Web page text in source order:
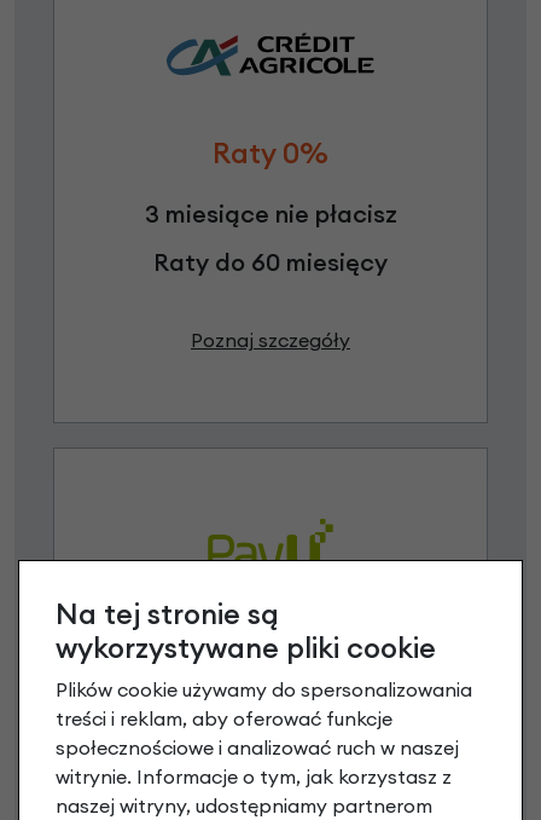
Raty 0%
3 miesiące nie płacisz
Raty do 60 miesięcy
Poznaj szczegóły
Raty 0%
3 miesiące nie płacisz
Raty do 60 miesięcy
Na tej stronie są
wykorzystywane pliki cookie
Plików cookie używamy do spersonalizowania
treści i reklam, aby oferować funkcje
społecznościowe i analizować ruch w naszej
witrynie. Informacje o tym, jak korzystasz z
naszej witryny, udostępniamy partnerom